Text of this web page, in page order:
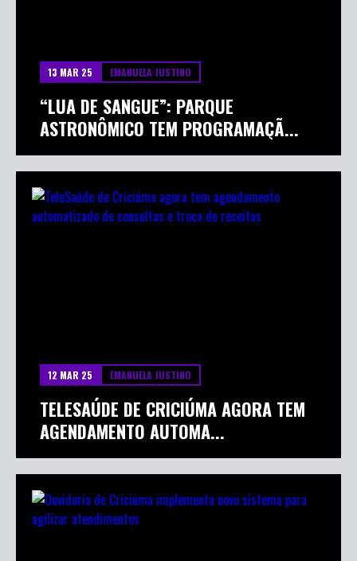
13 MAR 25 EMANUELA JUSTINO
“LUA DE SANGUE”: PARQUE
ASTRONÔMICO TEM PROGRAMAÇÃ...
12 MAR 25 EMANUELA JUSTINO
TELESAÚDE DE CRICIÚMA AGORA TEM
AGENDAMENTO AUTOMA...